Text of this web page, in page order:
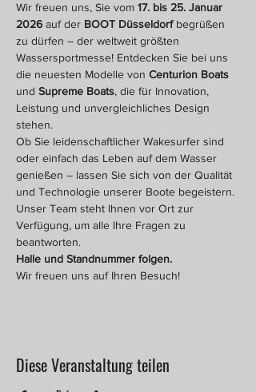
Wir freuen uns, Sie vom 17. bis 25. Januar
2026 auf der BOOT Düsseldorf begrüßen
zu dürfen – der weltweit größten
Wassersportmesse! Entdecken Sie bei uns
die neuesten Modelle von Centurion Boats
und Supreme Boats, die für Innovation,
Leistung und unvergleichliches Design
stehen.
Ob Sie leidenschaftlicher Wakesurfer sind
oder einfach das Leben auf dem Wasser
genießen – lassen Sie sich von der Qualität
und Technologie unserer Boote begeistern.
Unser Team steht Ihnen vor Ort zur
Verfügung, um alle Ihre Fragen zu
beantworten.
Halle und Standnummer folgen.
Wir freuen uns auf Ihren Besuch!
Diese Veranstaltung teilen